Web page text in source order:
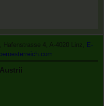
4, A-4020 Linz, E-